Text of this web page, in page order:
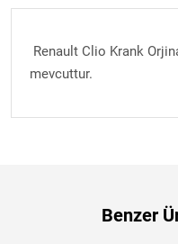
Renault Clio Krank
mevcuttur.
Benzer